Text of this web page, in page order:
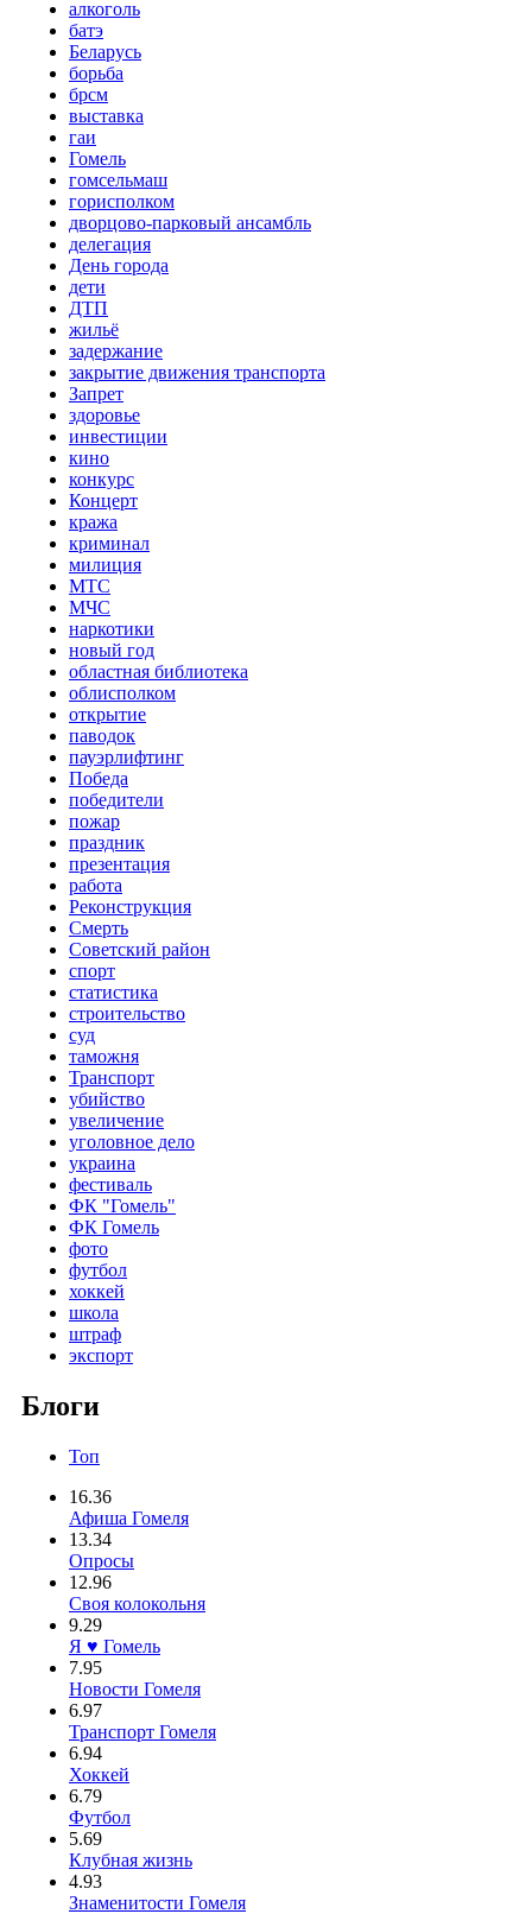
алкоголь
батэ
Беларусь
борьба
брсм
выставка
гаи
Гомель
гомсельмаш
горисполком
дворцово-парковый ансамбль
делегация
День города
дети
ДТП
жильё
задержание
закрытие движения транспорта
Запрет
здоровье
инвестиции
кино
конкурс
Концерт
кража
криминал
милиция
МТС
МЧС
наркотики
новый год
областная библиотека
облисполком
открытие
паводок
пауэрлифтинг
Победа
победители
пожар
праздник
презентация
работа
Реконструкция
Смерть
Советский район
спорт
статистика
строительство
суд
таможня
Транспорт
убийство
увеличение
уголовное дело
украина
фестиваль
ФК "Гомель"
ФК Гомель
фото
футбол
хоккей
школа
штраф
экспорт
Блоги
Топ
16.36
Афиша Гомеля
13.34
Опросы
12.96
Своя колокольня
9.29
Я ♥ Гомель
7.95
Новости Гомеля
6.97
Транспорт Гомеля
6.94
Хоккей
6.79
Футбол
5.69
Клубная жизнь
4.93
Знаменитости Гомеля